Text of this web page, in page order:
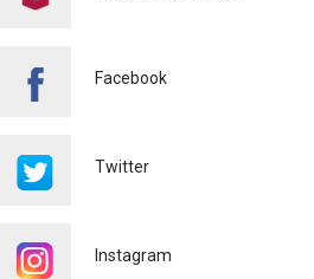
EN ALAQUÀS
'L'ESCOLA D'ESTIU', EN EL
Facebook
Twitter
Instagram